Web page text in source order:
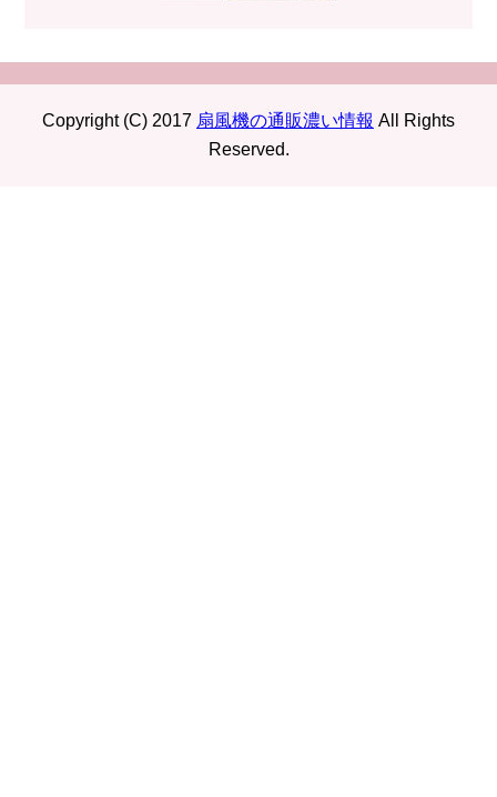
Copyright (C) 2017 扇風機の通販濃い情報 All Rights
Reserved.